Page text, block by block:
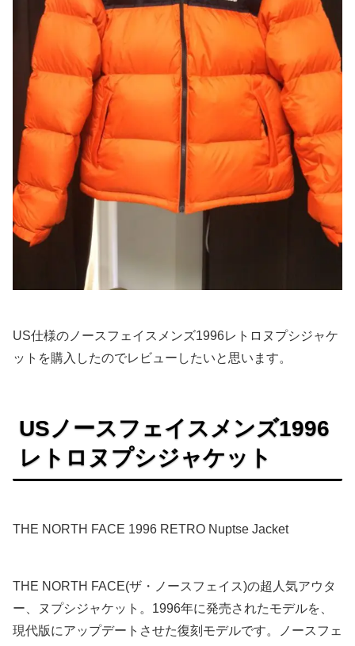
US仕様のノースフェイスメンズ1996レトロヌプシジャケ
ットを購入したのでレビューしたいと思います。
USノースフェイスメンズ1996
レトロヌプシジャケット
THE NORTH FACE 1996 RETRO Nuptse Jacket
THE NORTH FACE(ザ・ノースフェイス)の超人気アウタ
ー、ヌプシジャケット。1996年に発売されたモデルを、
現代版にアップデートさせた復刻モデルです。ノースフェ